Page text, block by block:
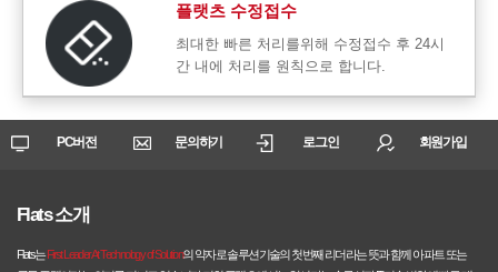
플랫츠 수정접수
최대한 빠른 처리를위해 수정접수 후 24시
간 내에 처리를 원칙으로 합니다.
PC버전 문의하기 로그인 회원가입
Flats 소개
Flats는 First Leader At Technology of Solution의 약자로 솔루션기술의 첫번째 리더라는 뜻과 함께 아파트 또는